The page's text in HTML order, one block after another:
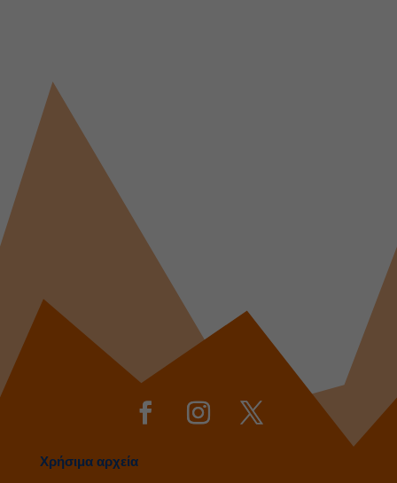
Χρήσιμα αρχεία